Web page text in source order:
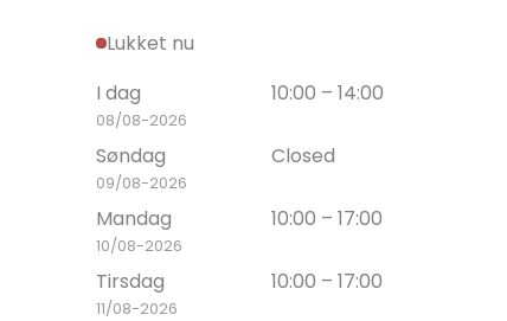
Lukket nu
I dag
08/08-2026
10:00 – 14:00
Søndag
09/08-2026
Closed
Mandag
10/08-2026
10:00 – 17:00
Tirsdag
11/08-2026
10:00 – 17:00